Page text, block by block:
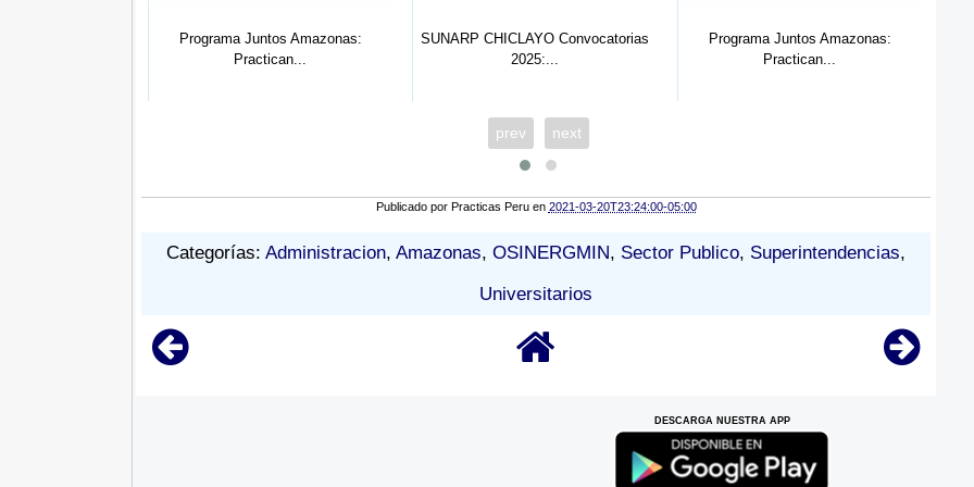
Programa Juntos Amazonas:
Practican...
SUNARP CHICLAYO Convocatorias
2025:...
Programa Juntos Amazonas:
Practican...
prev next
Publicado por Practicas Peru en 2021-03-20T23:24:00-05:00
Categorías: Administracion, Amazonas, OSINERGMIN, Sector Publico, Superintendencias,
Universitarios
DESCARGA NUESTRA APP